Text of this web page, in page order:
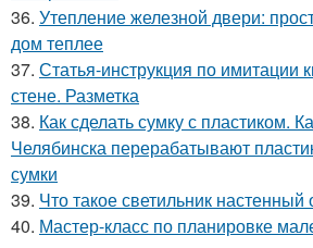
36. Утепление железной двери:
дом теплее
37. Статья-инструкция по имитации
стене. Разметка
38. Как сделать сумку с пластиком.
Челябинска перерабатывают
сумки
39. Что такое светильник настенный
40. Мастер-класс по планировке